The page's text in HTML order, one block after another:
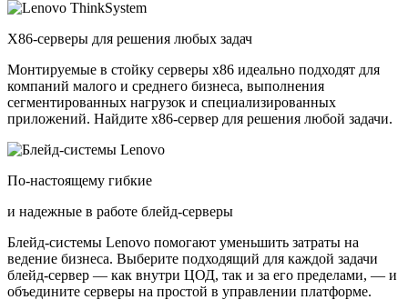
X86-серверы для решения любых задач
Монтируемые в стойку серверы x86 идеально подходят для
компаний малого и среднего бизнеса, выполнения
сегментированных нагрузок и специализированных
приложений. Найдите x86-сервер для решения любой задачи.
По-настоящему гибкие
и надежные в работе блейд-серверы
Блейд-системы Lenovo помогают уменьшить затраты на
ведение бизнеса. Выберите подходящий для каждой задачи
блейд-сервер — как внутри ЦОД, так и за его пределами, — и
объедините серверы на простой в управлении платформе.